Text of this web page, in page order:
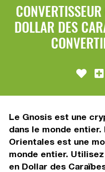
DOLLAR DES
Le Gnosis est une
dans le monde
Orientales est une
monde entier.
en Dollar des